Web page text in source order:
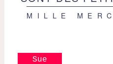
MILLE
Sue